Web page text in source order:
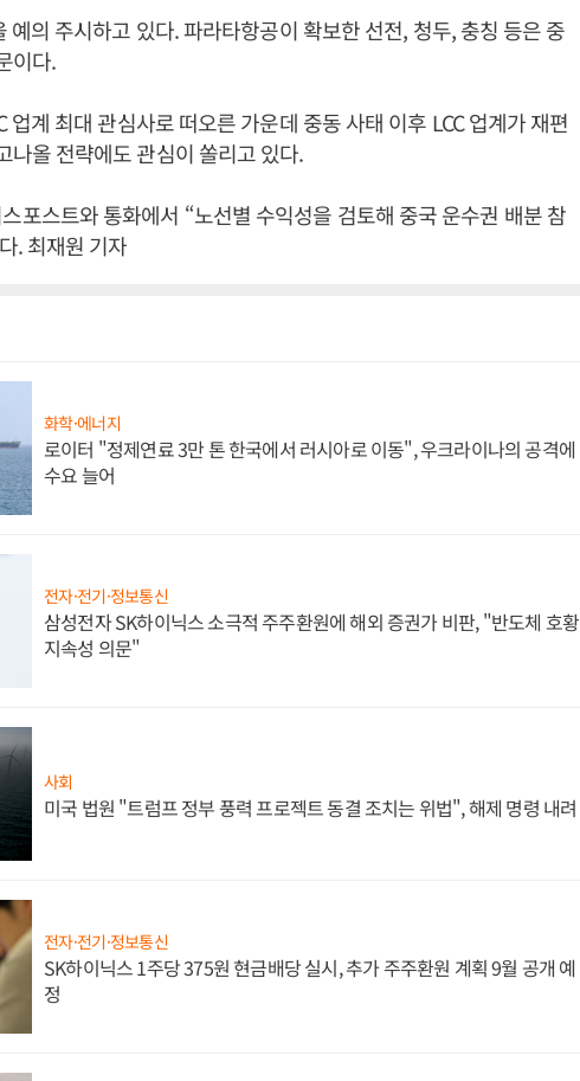
예의 주시하고 있다. 파라타항공이 확보한 선전, 청두, 충칭 등은 중
이다.
업계 최대 관심사로 떠오른 가운데 중동 사태 이후 LCC 업계가 재편
나올 전략에도 관심이 쏠리고 있다.
포스트와 통화에서 “노선별 수익성을 검토해 중국 운수권 배분 참
. 최재원 기자
화학·에너지
로이터 "정제연료 3만 톤 한국에서 러시아로 이동", 우크라이나의 공격에
수요 늘어
전자·전기·정보통신
삼성전자 SK하이닉스 소극적 주주환원에 해외 증권가 비판, "반도체 호황
지속성 의문"
사회
미국 법원 "트럼프 정부 풍력 프로젝트 동결 조치는 위법", 해제 명령 내려
전자·전기·정보통신
SK하이닉스 1주당 375원 현금배당 실시, 추가 주주환원 계획 9월 공개 예
정